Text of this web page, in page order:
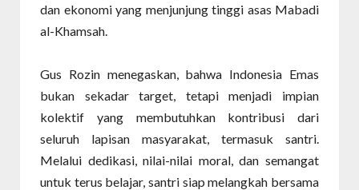
dan ekonomi yang menjunjung tinggi asas Mabadi
al-Khamsah.
Gus Rozin menegaskan, bahwa Indonesia Emas
bukan sekadar target, tetapi menjadi impian
kolektif yang membutuhkan kontribusi dari
seluruh lapisan masyarakat, termasuk santri.
Melalui dedikasi, nilai-nilai moral, dan semangat
untuk terus belajar, santri siap melangkah bersama